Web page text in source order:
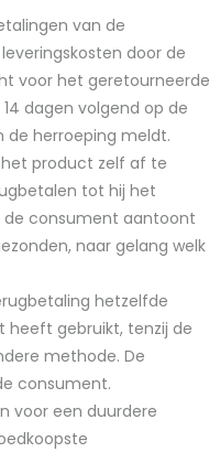
van de
door de
voor het geretourneerde
dagen volgend op de
herroeping meldt.
product zelf af te
tot hij het
consument aantoont
naar gelang welk
hetzelfde
gebruikt, tenzij de
methode. De
consument.
voor een duurdere